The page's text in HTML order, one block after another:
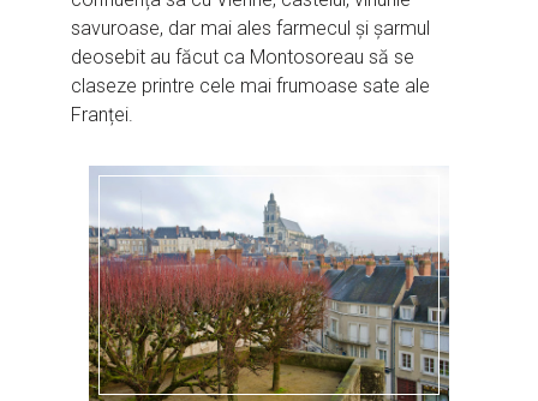
savuroase, dar mai ales farmecul și șarmul
deosebit au făcut ca Montosoreau să se
claseze printre cele mai frumoase sate ale
Franței.